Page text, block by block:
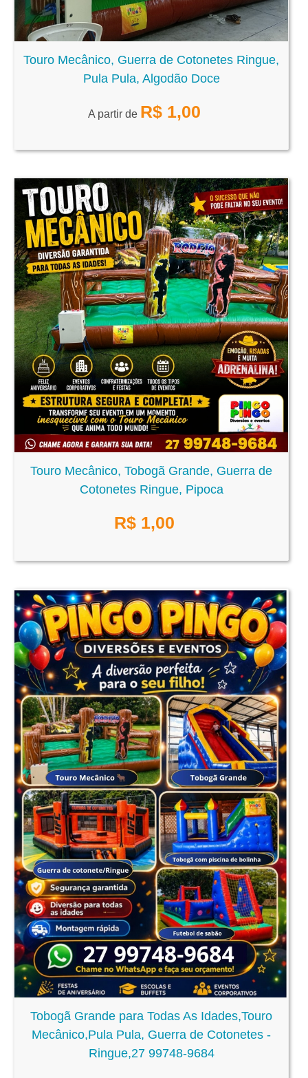
Touro Mecânico, Guerra de Cotonetes Ringue,
Pula Pula, Algodão Doce
A partir de R$ 1,00
Touro Mecânico, Tobogã Grande, Guerra de
Cotonetes Ringue, Pipoca
R$ 1,00
Tobogã Grande para Todas As Idades,Touro
Mecânico,Pula Pula, Guerra de Cotonetes -
Ringue,27 99748-9684